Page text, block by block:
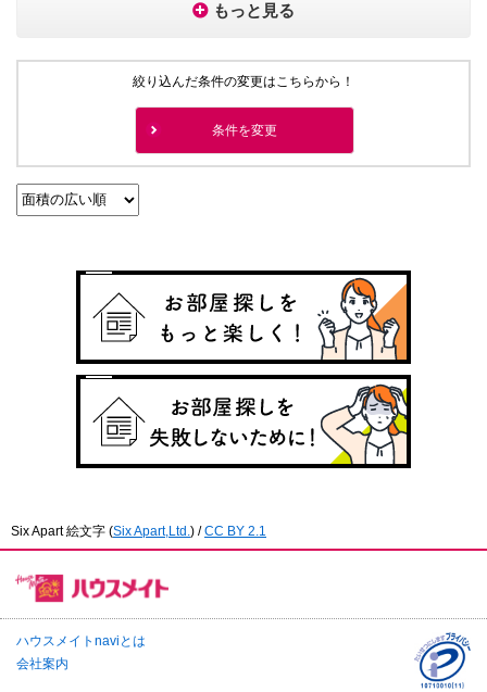
もっと見る
絞り込んだ条件の変更はこちらから！
条件を変更
Six Apart 絵文字 (Six Apart,Ltd. ) /CC BY 2.1
ハウスメイトnaviとは
会社案内